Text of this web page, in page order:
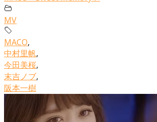
MV
MACO,
中村里帆,
今田美桜,
末吉ノブ,
阪本一樹